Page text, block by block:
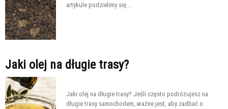
artykule podzielimy się...
Jaki olej na długie trasy?
Jaki olej na długie trasy? Jeśli często podróżujesz na
długie trasy samochodem, ważne jest, aby zadbać o